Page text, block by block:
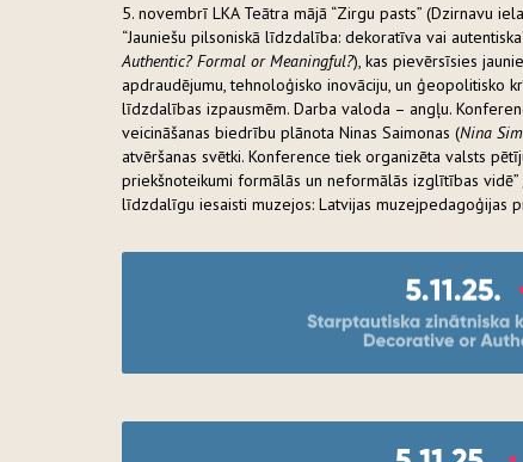
5. novembrī LKA Teātra mājā “Zirgu pasts” (Dzirnavu
“Jauniešu pilsoniskā līdzdalība: dekoratīva vai
Authentic? Formal or Meaningful?), kas pievērsīsies
apdraudējumu, tehnoloģisko inovāciju, un ģeopolitisko
līdzdalības izpausmēm. Darba valoda – angļu.
veicināšanas biedrību plānota Ninas Saimonas (Nina
atvēršanas svētki. Konference tiek organizēta valsts
priekšnoteikumi formālās un neformālās izglītības
līdzdalīgu iesaisti muzejos: Latvijas muzejpedagoģijas